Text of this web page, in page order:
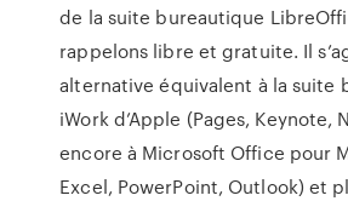
de la suite bureautique
rappelons libre et gratuite. Il
alternative équivalent à la suite
iWork d’Apple (Pages, Keynote,
encore à Microsoft Office pour
Excel, PowerPoint, Outlook) et